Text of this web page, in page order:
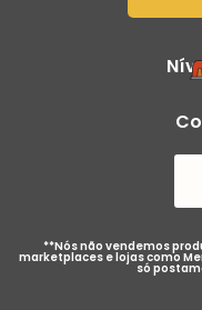
**Nós não vendemos
marketplaces e lojas como
só